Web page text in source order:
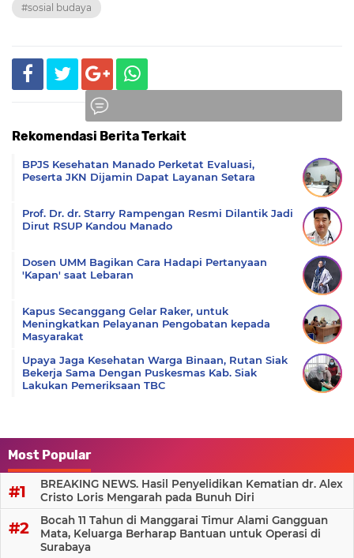
#sosial budaya
Rekomendasi Berita Terkait
BPJS Kesehatan Manado Perketat Evaluasi,
Peserta JKN Dijamin Dapat Layanan Setara
Prof. Dr. dr. Starry Rampengan Resmi Dilantik Jadi
Dirut RSUP Kandou Manado
Dosen UMM Bagikan Cara Hadapi Pertanyaan
'Kapan' saat Lebaran
Kapus Secanggang Gelar Raker, untuk
Meningkatkan Pelayanan Pengobatan kepada
Masyarakat
Upaya Jaga Kesehatan Warga Binaan, Rutan Siak
Bekerja Sama Dengan Puskesmas Kab. Siak
Lakukan Pemeriksaan TBC
Most Popular
BREAKING NEWS. Hasil Penyelidikan Kematian dr. Alex
Cristo Loris Mengarah pada Bunuh Diri
Bocah 11 Tahun di Manggarai Timur Alami Gangguan
Mata, Keluarga Berharap Bantuan untuk Operasi di
Surabaya